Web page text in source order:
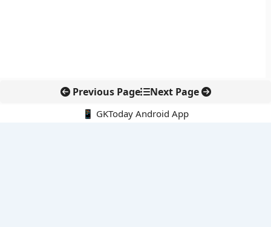
Previous Page Next Page
📱 GKToday Android App